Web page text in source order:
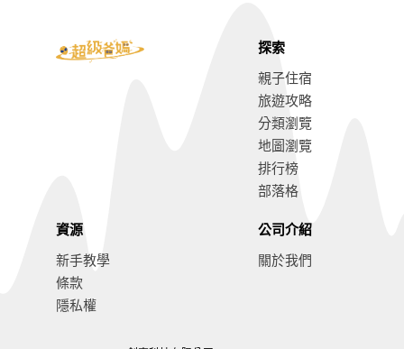
探索
親子住宿
旅遊攻略
分類瀏覽
地圖瀏覽
排行榜
部落格
資源
新手教學
條款
隱私權
公司介紹
關於我們